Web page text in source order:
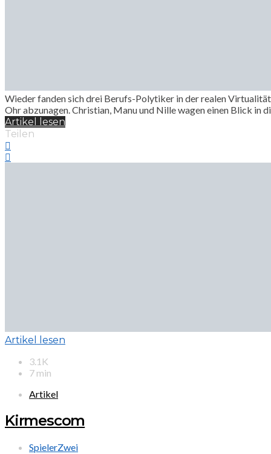
Wieder fanden sich drei Berufs-Polytiker in der realen
Ohr abzunagen. Christian, Manu und Nille wagen einen Blick in
Artikel lesen
Teilen
Artikel lesen
3.1K
7 min
Artikel
Kirmescom
SpielerZwei